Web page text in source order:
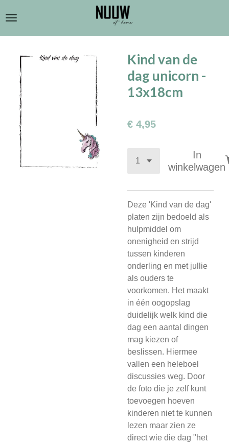
direct
naar
hoofdinhoud
Kind van de
dag unicorn -
13x18cm
€ 4,95
In
winkelwagen
Deze 'Kind van de dag'
platen zijn bedoeld als
hulpmiddel om
onenigheid en strijd
tussen kinderen
onderling en met jullie
als ouders te
voorkomen. Het maakt
in één oogopslag
duidelijk welk kind die
dag een aantal dingen
mag kiezen of
beslissen. Hiermee
vallen een heleboel
discussies weg. Door
de foto die je zelf kunt
toevoegen hoeven
kinderen niet te kunnen
lezen maar zien ze
direct wie die dag "het